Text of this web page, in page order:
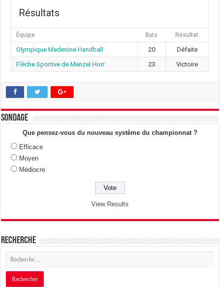
Résultats
Équipe Buts Résultat
Olympique Medenine Handball 20
Défaite
Flèche Sportive de Menzel Horr
23 Victoire
Sondage
Que pensez-vous du nouveau système du championnat ?
Efficace
Moyen
Médiocre
View Results
Recherche